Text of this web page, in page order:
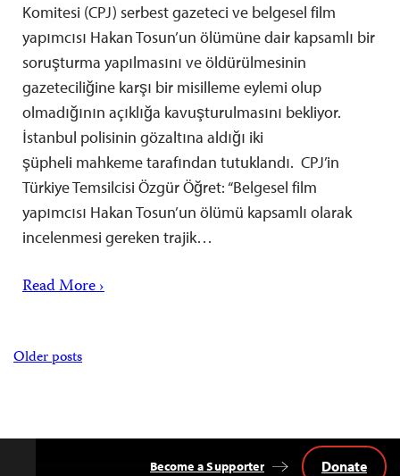
Komitesi (CPJ) serbest gazeteci ve belgesel film
yapımcısı Hakan Tosun’un ölümüne dair kapsamlı bir
soruşturma yapılmasını ve öldürülmesinin
gazeteciliğine karşı bir misilleme eylemi olup
olmadığının açıklığa kavuşturulmasını bekliyor.
İstanbul polisinin gözaltına aldığı iki
şüpheli mahkeme tarafından tutuklandı. CPJ’in
Türkiye Temsilcisi Özgür Öğret: “Belgesel film
yapımcısı Hakan Tosun’un ölümü kapsamlı olarak
incelenmesi gereken trajik…
Read More ›
Posts
Older posts
Become a Supporter Donate